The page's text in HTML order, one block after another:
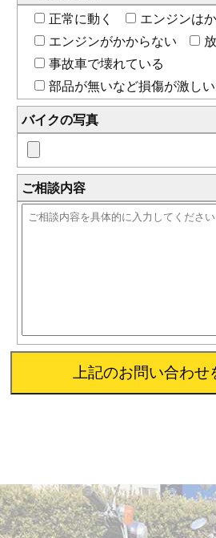
正常に動く
エンジンは
エンジンがかからない
事故車で壊れている
部品が無いなど損傷が激しい
バイクの写真
ご相談内容